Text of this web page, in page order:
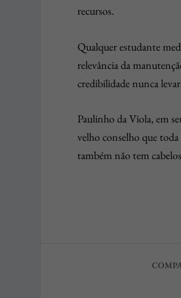
recursos.
Qualquer estudante
relevância da
credibilidade nunca
Paulinho da Viola, em
velho conselho que
também não tem